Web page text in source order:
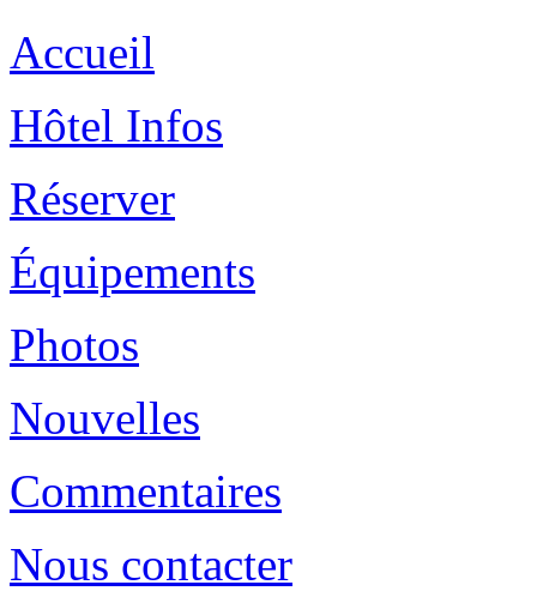
Accueil
Hôtel Infos
Réserver
Équipements
Photos
Nouvelles
Commentaires
Nous contacter